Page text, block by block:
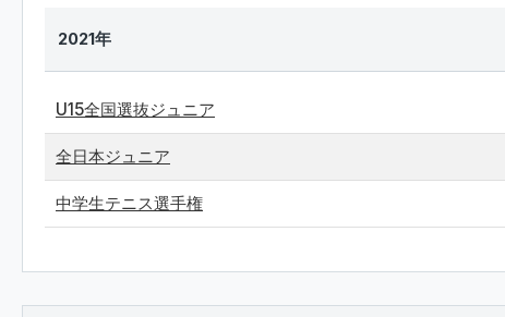
2021年
U15全国選抜ジュニア
全日本ジュニア
中学生テニス選手権